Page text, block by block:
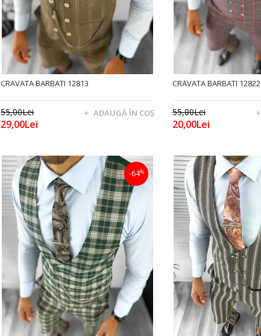
CRAVATA BARBATI 12813
55,00Lei
29,00Lei
ADAUGĂ ÎN COŞ
CRAVATA BARBATI 12822
55,00Lei
20,00Lei
-64%